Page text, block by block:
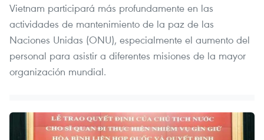
Vietnam participará más profundamente en las
actividades de mantenimiento de la paz de las
Naciones Unidas (ONU), especialmente el aumento del
personal para asistir a diferentes misiones de la mayor
organización mundial.